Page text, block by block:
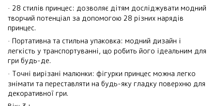
· 28 стилів принцес: дозволяє дітям досліджувати модний
творчий потенціал за допомогою 28 різних нарядів
принцес.
· Портативна та стильна упаковка: модний дизайн і
легкість у транспортуванні, що робить його ідеальним для
гри будь-де.
· Точні вирізані малюнки: фігурки принцес можна легко
знімати та переставляти на будь-яку гладку поверхню для
декоративної гри.